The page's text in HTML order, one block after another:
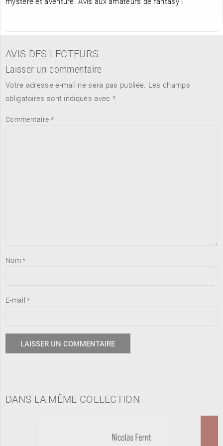
AVIS DES LECTEURS
Laisser un commentaire
Votre adresse e-mail ne sera pas publiée. Les champs
obligatoires sont indiqués avec *
Commentaire *
Nom*
E-mail*
DANS LA MÊME COLLECTION